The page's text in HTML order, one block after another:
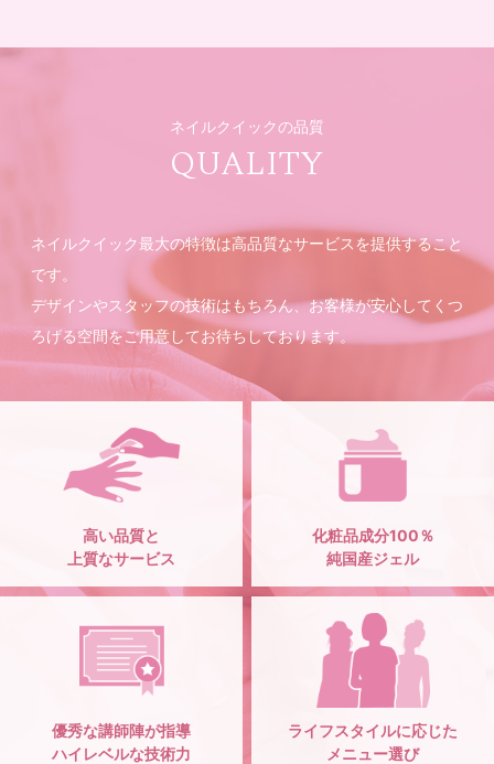
ネイルクイックの品質
QUALITY
ネイルクイック最大の特徴は高品質なサービスを提供すること
です。
デザインやスタッフの技術はもちろん、お客様が安心してくつ
ろげる空間をご用意してお待ちしております。
高い品質と
上質なサービス
化粧品成分100％
純国産ジェル
優秀な講師陣が指導
ハイレベルな技術力
ライフスタイルに応じた
メニュー選び